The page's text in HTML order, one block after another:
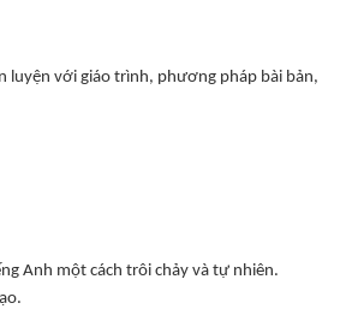
luyện với giáo trình, phương pháp bài bản,
Anh một cách trôi chảy và tự nhiên.